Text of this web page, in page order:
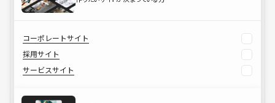
コーポレートサイト
採用サイト
サービスサイト